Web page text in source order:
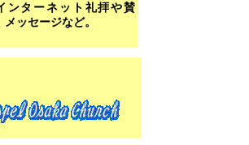
ターネット礼拝や賛
メッセージなど。